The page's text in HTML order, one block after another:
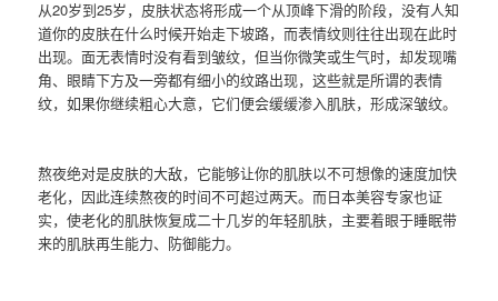
从20岁到25岁，皮肤状态将形成一个从顶峰下滑的阶段，没有人知
道你的皮肤在什么时候开始走下坡路，而表情纹则往往出现在此时
出现。面无表情时没有看到皱纹，但当你微笑或生气时，却发现嘴
角、眼睛下方及一旁都有细小的纹路出现，这些就是所谓的表情
纹，如果你继续粗心大意，它们便会缓缓渗入肌肤，形成深皱纹。
熬夜绝对是皮肤的大敌，它能够让你的肌肤以不可想像的速度加快
老化，因此连续熬夜的时间不可超过两天。而日本美容专家也证
实，使老化的肌肤恢复成二十几岁的年轻肌肤，主要着眼于睡眠带
来的肌肤再生能力、防御能力。